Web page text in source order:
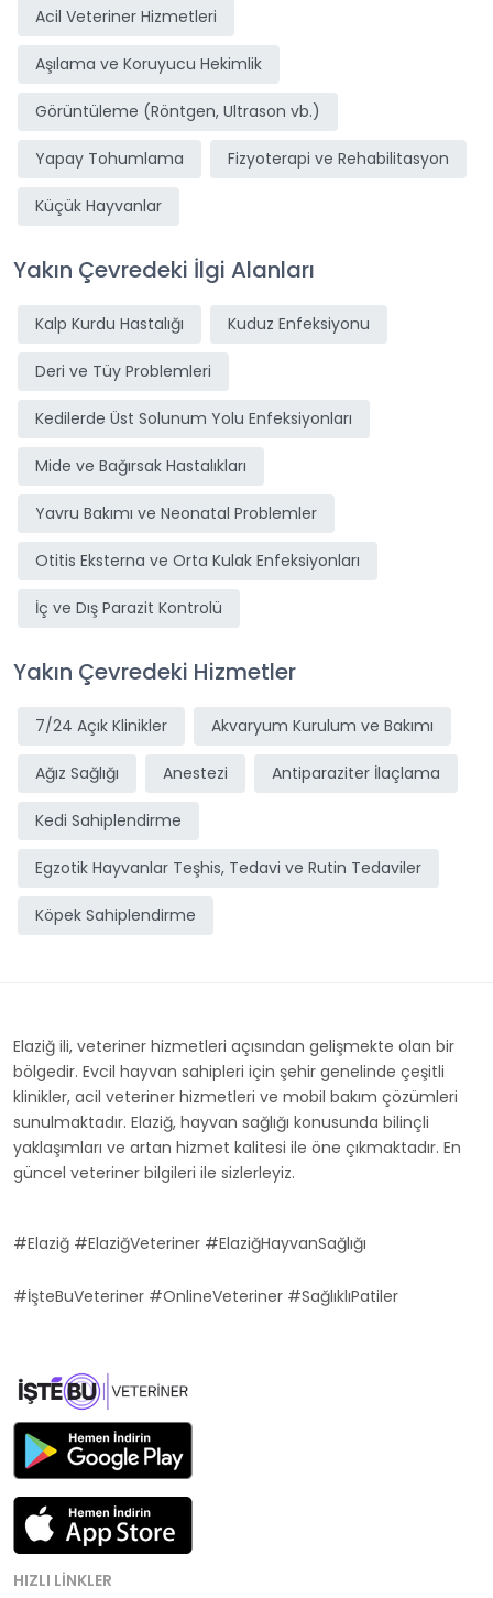
Acil Veteriner Hizmetleri
Aşılama ve Koruyucu Hekimlik
Görüntüleme (Röntgen, Ultrason vb.)
Yapay Tohumlama Fizyoterapi ve Rehabilitasyon
Küçük Hayvanlar
Yakın Çevredeki İlgi Alanları
Kalp Kurdu Hastalığı Kuduz Enfeksiyonu
Deri ve Tüy Problemleri
Kedilerde Üst Solunum Yolu Enfeksiyonları
Mide ve Bağırsak Hastalıkları
Yavru Bakımı ve Neonatal Problemler
Otitis Eksterna ve Orta Kulak Enfeksiyonları
İç ve Dış Parazit Kontrolü
Yakın Çevredeki Hizmetler
7/24 Açık Klinikler Akvaryum Kurulum ve Bakımı
Ağız Sağlığı Anestezi Antiparaziter İlaçlama
Kedi Sahiplendirme
Egzotik Hayvanlar Teşhis, Tedavi ve Rutin Tedaviler
Köpek Sahiplendirme
Elaziğ ili, veteriner hizmetleri açısından gelişmekte olan bir
bölgedir. Evcil hayvan sahipleri için şehir genelinde çeşitli
klinikler, acil veteriner hizmetleri ve mobil bakım çözümleri
sunulmaktadır. Elaziğ, hayvan sağlığı konusunda bilinçli
yaklaşımları ve artan hizmet kalitesi ile öne çıkmaktadır. En
güncel veteriner bilgileri ile sizlerleyiz.
#Elaziğ #ElaziğVeteriner #ElaziğHayvanSağlığı
#İşteBuVeteriner #OnlineVeteriner #SağlıklıPatiler
HIZLI LINKLER